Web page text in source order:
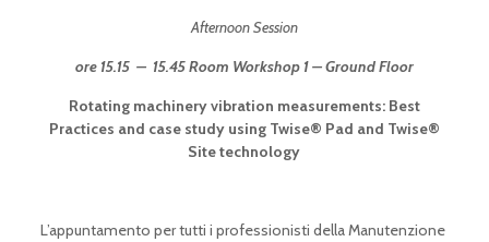
Afternoon Session
ore 15.15 – 15.45 Room Workshop 1 – Ground Floor
Rotating machinery vibration measurements: Best
Practices and case study using Twise® Pad and Twise®
Site technology
L’appuntamento per tutti i professionisti della Manutenzione